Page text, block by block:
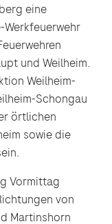
eine
und Weilheim.
Weilheim-
Schongau
örtlichen
sowie die
Vormittag
von
Martinshorn